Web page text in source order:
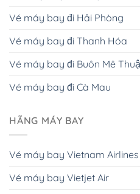
Vé máy bay đi Hải Phòng
Vé máy bay đi Thanh Hóa
Vé máy bay đi Buôn Mê
Vé máy bay đi Cà Mau
HÃNG MÁY BAY
Vé máy bay Vietnam Airlines
Vé máy bay Vietjet Air